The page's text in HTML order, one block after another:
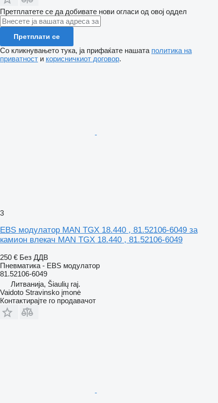
Претплатете се да добивате нови огласи од овој оддел
Претплати се
Со кликнувањето тука, ја прифаќате нашата политика на
приватност и корисничкиот договор.
3
EBS модулатор MAN TGX 18.440 , 81.52106-6049 за
камион влекач MAN TGX 18.440 , 81.52106-6049
250 € Без ДДВ
Пневматика - EBS модулатор
81.52106-6049
Литванија, Šiaulių raj.
Vaidoto Stravinsko įmonė
Контактирајте го продавачот